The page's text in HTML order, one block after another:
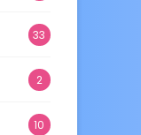
33
2
10